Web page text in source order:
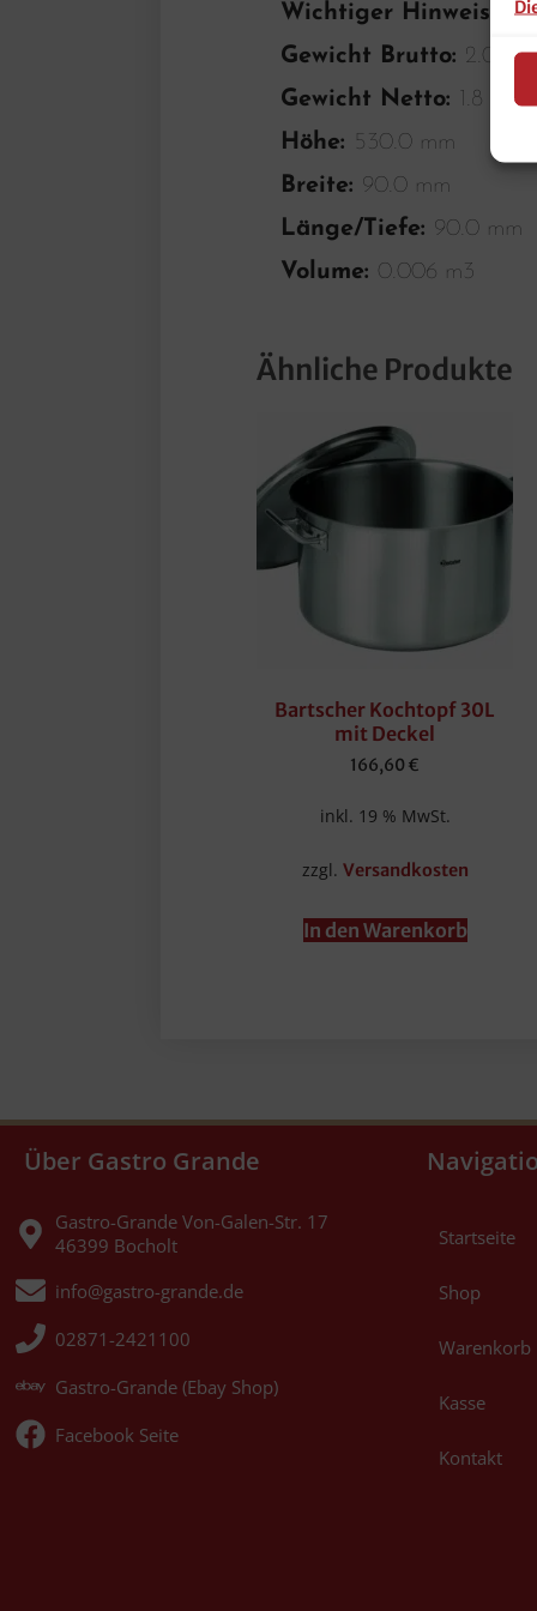
Wichtiger Hinweis:
–
Gewicht Brutto: 2.0 Kg
Gewicht Netto: 1.8 Kg
Höhe: 530.0 mm
Breite: 90.0 mm
Länge/Tiefe: 90.0 mm
Volume: 0.006 m3
Ähnliche Produkte
Bartscher Kochtopf 30L
mit Deckel
166,60 €
inkl. 19 % MwSt.
zzgl. Versandkosten
In den Warenkorb
Über Gastro Grande
Gastro-Grande Von-Galen-Str. 17
46399 Bocholt
info@gastro-grande.de
02871-2421100
Gastro-Grande (Ebay Shop)
Facebook Seite
Startseite
Shop
Warenkorb
Kasse
Kontakt